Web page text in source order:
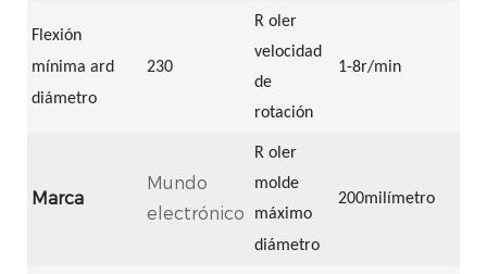
Flexión
mínima ard
diámetro
230
R oler
velocidad
de
rotación
1-8r/min
Marca
Mundo
electrónico
R oler
molde
máximo
diámetro
200milímetro